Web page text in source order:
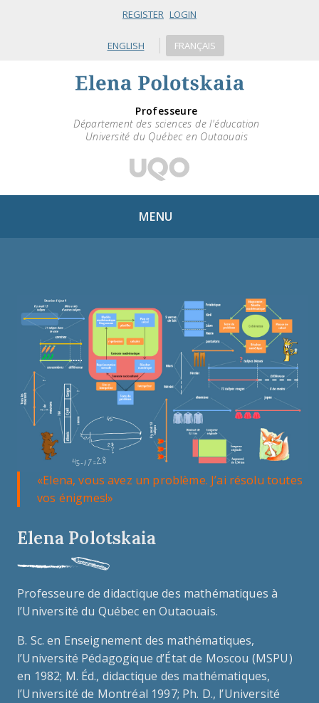
REGISTER LOGIN
ENGLISH FRANÇAIS
Professeure
Département des sciences de l'éducation
Université du Québec en Outaouais
MENU
«Elena, vous avez un problème. J’ai résolu toutes
vos énigmes!»
Elena Polotskaia
Professeure de didactique des mathématiques à
l’Université du Québec en Outaouais.
B. Sc. en Enseignement des mathématiques,
l’Université Pédagogique d’État de Moscou (MSPU)
en 1982; M. Éd., didactique des mathématiques,
l’Université de Montréal 1997; Ph. D., l’Université